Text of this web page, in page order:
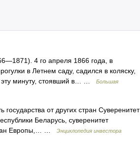
4 го апреля 1866 года, в
в Летнем саду, садился в коляску,
эту минуту, стоявший в… …
Большая
от других стран Суверенитет
Беларусь, суверенитет
Европы,… …
Энциклопедия инвестора